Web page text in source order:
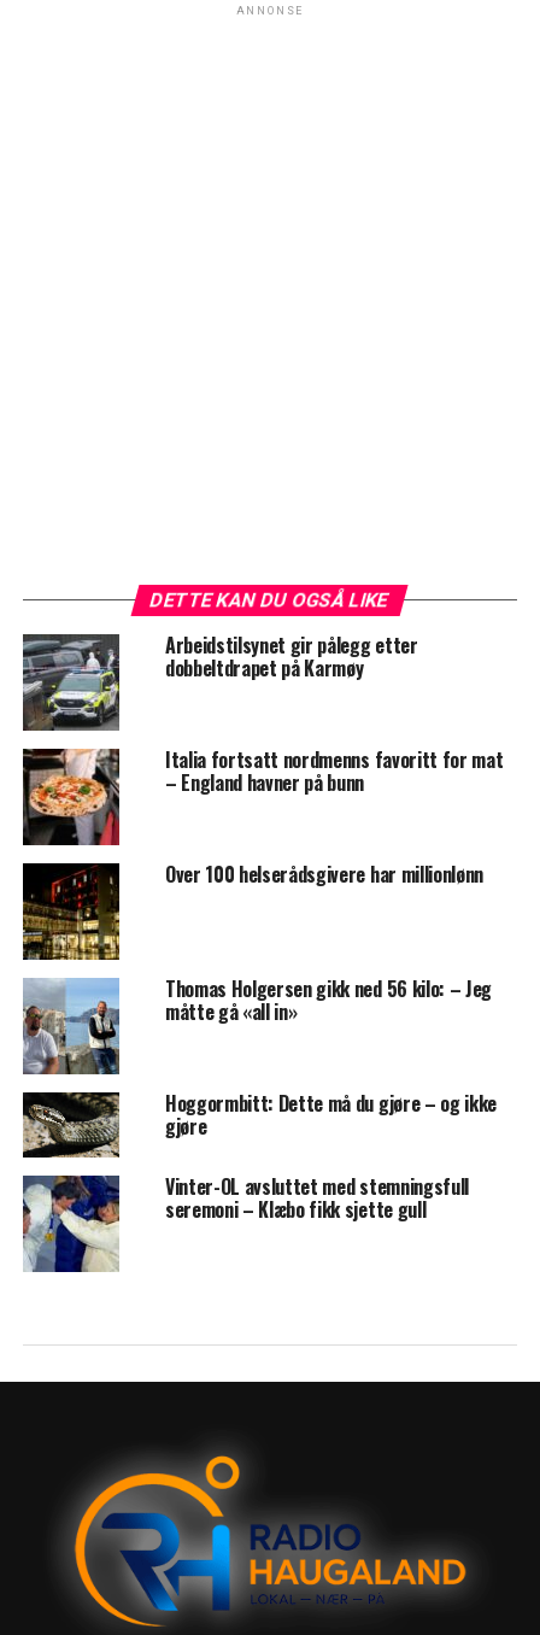
ANNONSE
DETTE KAN DU OGSÅ LIKE
Arbeidstilsynet gir pålegg etter
dobbeltdrapet på Karmøy
Italia fortsatt nordmenns favoritt for mat
– England havner på bunn
Over 100 helserådsgivere har millionlønn
Thomas Holgersen gikk ned 56 kilo: – Jeg
måtte gå «all in»
Hoggormbitt: Dette må du gjøre – og ikke
gjøre
Vinter-OL avsluttet med stemningsfull
seremoni – Klæbo fikk sjette gull